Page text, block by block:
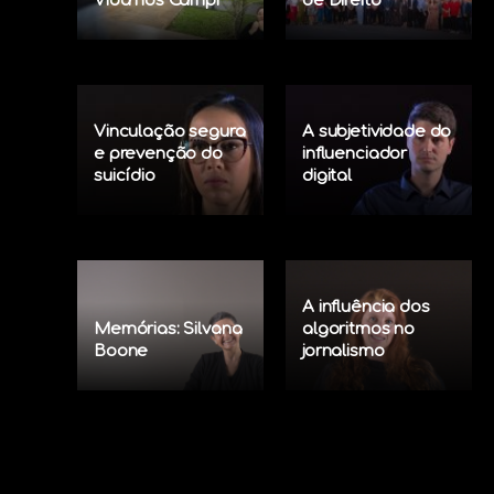
Vinculação segura
e prevenção do
suicídio
A subjetividade do
influenciador
digital
Memórias: Silvana
Boone
A influência dos
algoritmos no
jornalismo